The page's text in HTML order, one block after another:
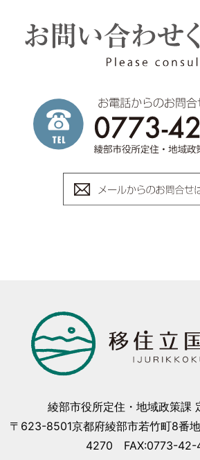
綾部市役所定住・地域政策課
〒623-8501京都府綾部市若竹町8
4270 FAX:0773-42-